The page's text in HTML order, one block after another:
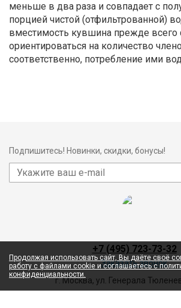
меньше в два раза и совпадает с
порцией чистой (отфильтрованной)
вместимость кувшина прежде всего
ориентироваться на количество
соответственно, потребление ими
Подпишитесь! Новинки, скидки, бонусы!
+7 (495) 723-73-32
Заказать звонок
г. Москва, ул. Генерала
Продолжая использовать сайт, Вы даёте своё
работу с файлами cookie и соглашаетесь с
конфиденциальности.